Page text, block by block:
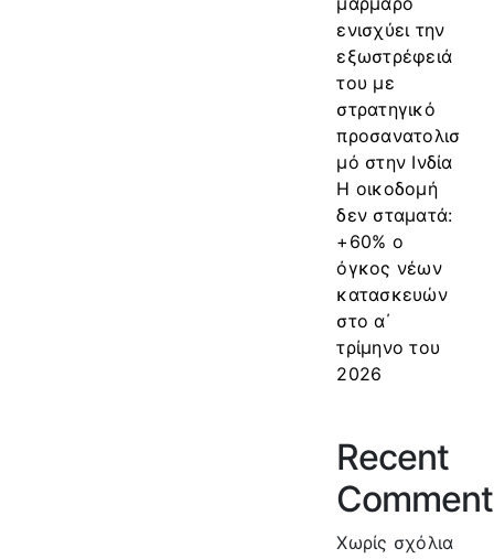
ενισχύει την
εξωστρέφειά
του με
στρατηγικό
προσανατολισ
μό στην Ινδία
Η οικοδομή
δεν σταματά:
+60% ο
όγκος νέων
κατασκευών
στο α΄
τρίμηνο του
2026
Recent
Χωρίς σχόλια